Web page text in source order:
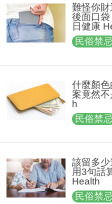
難怪你
後面口
日健康
民俗禁忌
什麼顏
案竟然
h
民俗禁忌
該留多
用3句話
Health
民俗禁忌